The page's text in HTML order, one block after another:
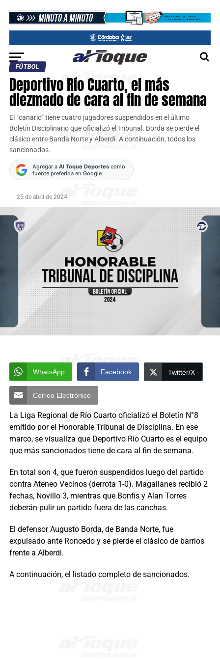
FÚTBOL
Deportivo Río Cuarto, el más
diezmado de cara al fin de semana
El “canario” tiene cuatro jugadores suspendidos en el último
Boletín Disciplinario que oficializó el Tribunal. Borda se pierde el
clásico entre Banda Norte y Alberdi. A continuación, todos los
sancionados.
Agregar a Al Toque Deportescomo
fuente preferida en Google
25 de abril de 2024
WhatsApp Facebook Twitter/X
Correo Electrónico
La Liga Regional de Río Cuarto oficializó el Boletín N°8
emitido por el Honorable Tribunal de Disciplina. En ese
marco, se visualiza que Deportivo Río Cuarto es el equipo
que más sancionados tiene de cara al fin de semana.
En total son 4, que fueron suspendidos luego del partido
contra Ateneo Vecinos (derrota 1-0). Magallanes recibió 2
fechas, Novillo 3, mientras que Bonfis y Alan Torres
deberán pulir un partido fuera de las canchas.
El defensor Augusto Borda, de Banda Norte, fue
expulsado ante Roncedo y se pierde el clásico de barrios
frente a Alberdi.
A continuación, el listado completo de sancionados.